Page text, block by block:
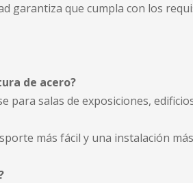
garantiza que cumpla con los
de acero?
salas de exposiciones,
más fácil y una instalación